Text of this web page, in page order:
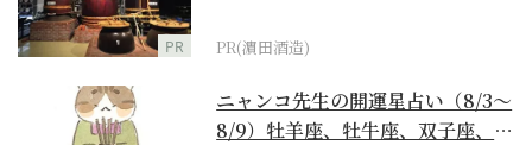
PR PR(濵田酒造)
ニャンコ先生の開運星占い（8/3～
8/9）牡羊座、牡牛座、双子座、蟹